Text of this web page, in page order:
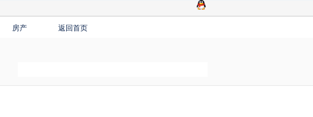
房产 返回首页